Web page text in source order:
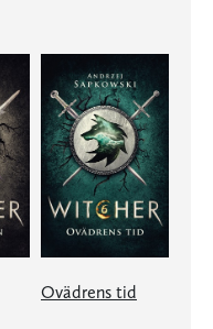
Ovädrens tid